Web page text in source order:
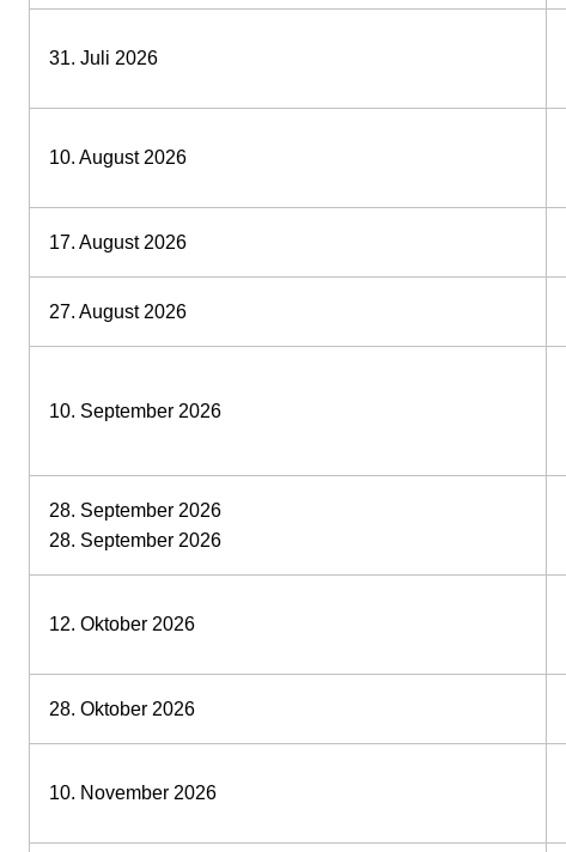
31. Juli 2026
10. August 2026
17. August 2026
27. August 2026
10. September 2026
28. September 2026
28. September 2026
12. Oktober 2026
28. Oktober 2026
10. November 2026